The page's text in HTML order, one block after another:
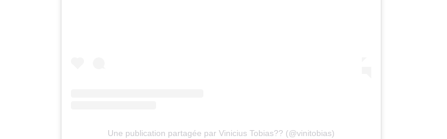
Une publication partagée par Vinicius Tobias?? (@vinitobias)